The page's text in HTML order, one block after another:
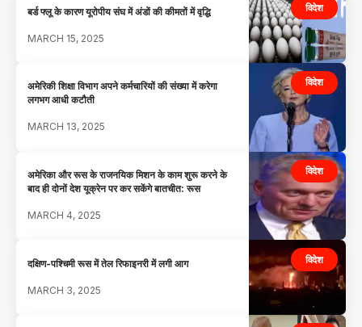
विदेश
बर्ड फ्लू के कारण यूरोपीय संघ में अंडों की कीमतों में वृद्धि
MARCH 15, 2025
विदेश
अमेरिकी शिक्षा विभाग अपने कर्मचारियों की संख्या में करेगा
लगभग आधी कटौती
MARCH 13, 2025
विदेश
अमेरिका और रूस के राजनयिक मिशन के काम शुरू करने के
बाद ही दोनों देश यूक्रेन पर कर सकेंगे बातचीत: रूस
MARCH 4, 2025
विदेश
दक्षिण-पश्चिमी रूस में तेल रिफाइनरी में लगी आग
MARCH 3, 2025